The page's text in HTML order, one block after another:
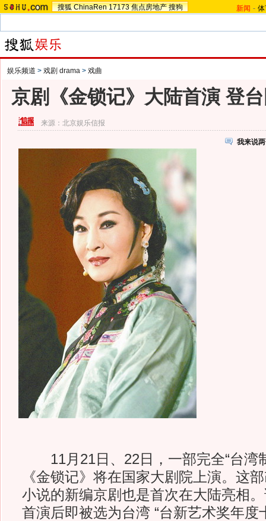
搜狐 ChinaRen 17173 焦点房地产 搜狗 新闻 -
娱乐频道 > 戏剧 drama > 戏曲
京剧《金锁记》大陆首演 登
来源： 北京娱乐信报
我来说
11月21日、22日，一部完全“台湾
《金锁记》将在国家大剧院上演。这
小说的新编京剧也是首次在大陆亮相
首演后即被选为台湾 “台新艺术奖年度